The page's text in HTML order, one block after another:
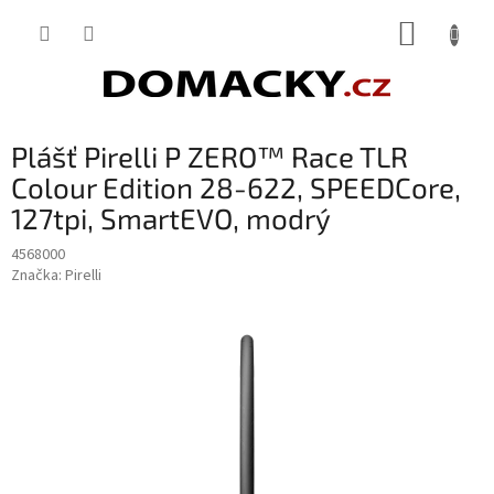
Plášť Pirelli P ZERO™ Race TLR
Colour Edition 28-622, SPEEDCore,
127tpi, SmartEVO, modrý
4568000
Značka: Pirelli